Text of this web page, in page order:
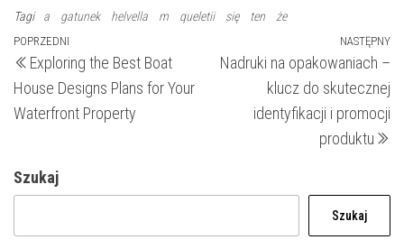
Tagi a gatunek helvella m queletii się ten że
Nawigacja
wpisu
Poprzedni
wpis
POPRZEDNI
Exploring the Best Boat
House Designs Plans for Your
Waterfront Property
NASTĘPNY
Nadruki na opakowaniach –
klucz do skutecznej
identyfikacji i promocji
produktu
Szukaj
Szukaj